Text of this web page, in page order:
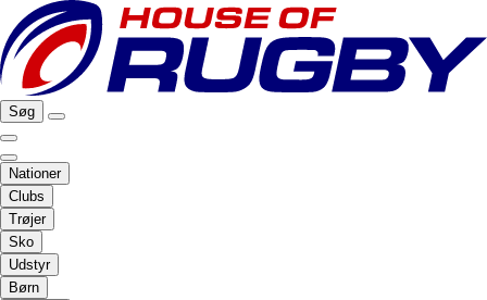
Søg
Nationer
Clubs
Trøjer
Sko
Udstyr
Børn